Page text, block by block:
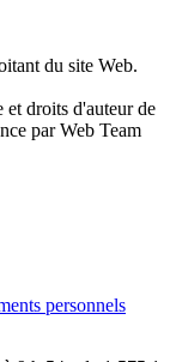
du site Web.
et droits d'auteur de
par Web Team
personnels